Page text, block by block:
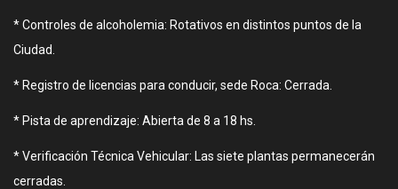
* Controles de alcoholemia: Rotativos en distintos puntos de la
Ciudad.
* Registro de licencias para conducir, sede Roca: Cerrada.
* Pista de aprendizaje: Abierta de 8 a 18 hs.
* Verificación Técnica Vehicular: Las siete plantas permanecerán
cerradas.